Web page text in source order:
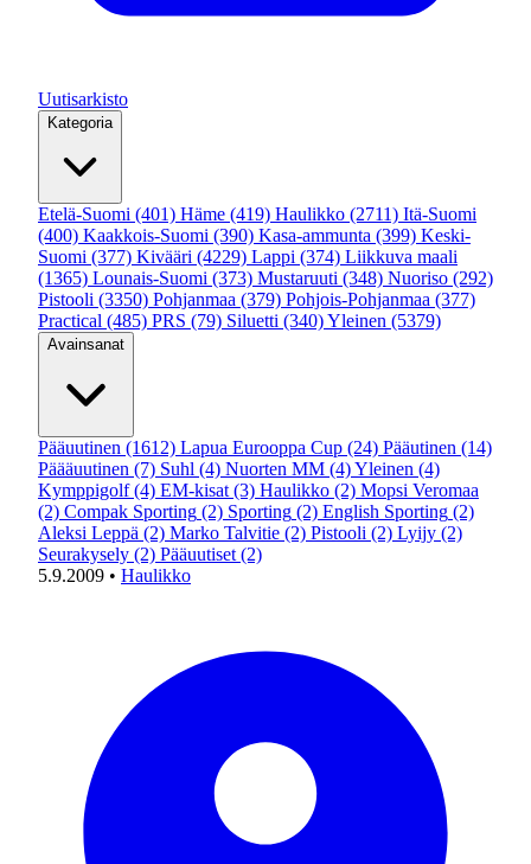
Uutisarkisto
Kategoria
Etelä-Suomi (401) Häme (419) Haulikko (2711) Itä-Suomi
(400) Kaakkois-Suomi (390) Kasa-ammunta (399) Keski-
Suomi (377) Kivääri (4229) Lappi (374) Liikkuva maali
(1365) Lounais-Suomi (373) Mustaruuti (348) Nuoriso (292)
Pistooli (3350) Pohjanmaa (379) Pohjois-Pohjanmaa (377)
Practical (485) PRS (79) Siluetti (340)Yleinen (5379)
Avainsanat
Pääuutinen (1612) Lapua Eurooppa Cup (24) Pääutinen (14)
Päääuutinen (7) Suhl (4) Nuorten MM (4)Yleinen (4)
Kymppigolf (4) EM-kisat (3) Haulikko (2) Mopsi Veromaa
(2) Compak Sporting (2) Sporting (2) English Sporting (2)
Aleksi Leppä (2) Marko Talvitie (2) Pistooli (2) Lyijy (2)
Seurakysely (2) Pääuutiset (2)
5.9.2009 • Haulikko